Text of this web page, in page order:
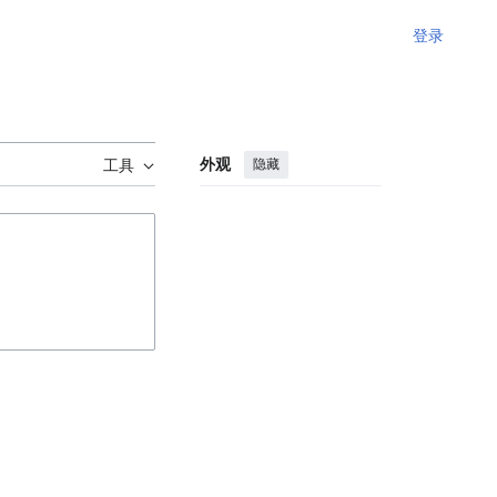
登录
工具 外观 隐藏